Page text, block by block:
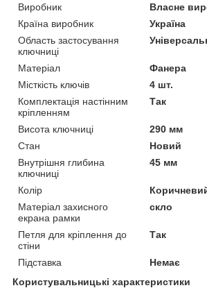
Виробник
Власне
Країна виробник
Україна
Область застосування
ключниці
Матеріал
Фанера
Місткість ключів
4 шт.
Комплектація настінним
кріпленням
Так
Висота ключниці
290 мм
Стан
Новий
Внутрішня глибина
ключниці
45 мм
Колір
Матеріал захисного
екрана рамки
скло
Петля для кріплення до
стіни
Так
Підставка
Немає
Користувальницькі характеристики